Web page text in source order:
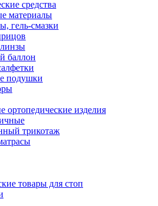
средства
материалы
гель-смазки
баллон
подушки
ортопедические изделия
трикотаж
товары для стоп